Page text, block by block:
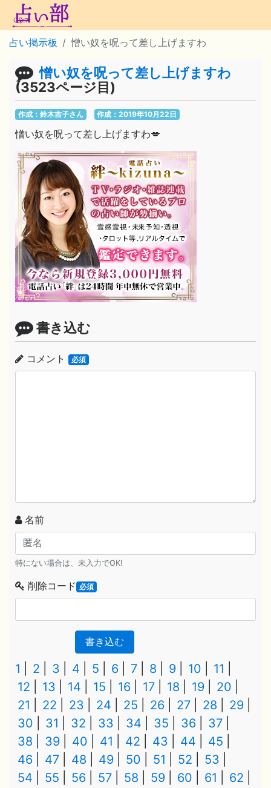
占い掲示板 憎い奴を呪って差し上げますわ
憎い奴を呪って差し上げますわ
(3523ページ目)
作成：鈴木吉子さん 作成：2019年10月22日
憎い奴を呪って差し上げますわ💋
書き込む
コメント 必須
名前
特にない場合は、未入力でOK!
削除コード 必須
書き込む
1 2 3 4 5 6 7 8 9 10
11
12
13 14 15 16 17 18 19
20
21
22 23 24 25 26 27 28
29
30
31 32 33 34 35 36
37
38
39 40 41 42 43 44
45
46
47 48 49 50 51 52
53
54
55 56 57 58 59 60 61
62